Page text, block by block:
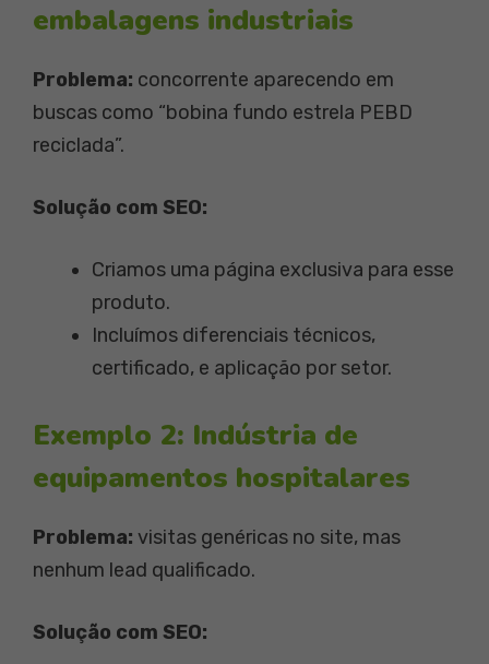
embalagens industriais
Problema: concorrente aparecendo em
buscas como “bobina fundo estrela PEBD
reciclada”.
Solução com SEO:
Criamos uma página exclusiva para esse
produto.
Incluímos diferenciais técnicos,
certificado, e aplicação por setor.
Exemplo 2: Indústria de
equipamentos hospitalares
Problema: visitas genéricas no site, mas
nenhum lead qualificado.
Solução com SEO: